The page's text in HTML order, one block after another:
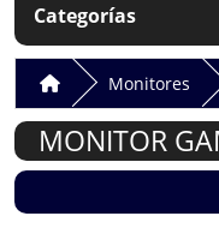
Categorías
Monitores
MONITOR